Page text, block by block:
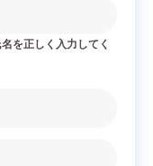
を正しく入力してく